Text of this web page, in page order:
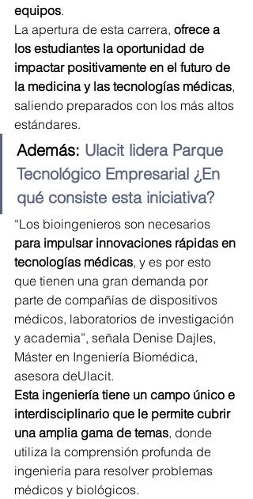
equipos.
La apertura de esta carrera, ofrece a
los estudiantes la oportunidad de
impactar positivamente en el futuro de
la medicina y las tecnologías médicas,
saliendo preparados con los más altos
estándares.
Además: Ulacit lidera Parque
Tecnológico Empresarial ¿En
qué consiste esta iniciativa?
“Los bioingenieros son necesarios
para impulsar innovaciones rápidas en
tecnologías médicas, y es por esto
que tienen una gran demanda por
parte de compañías de dispositivos
médicos, laboratorios de investigación
y academia”, señala Denise Dajles,
Máster en Ingeniería Biomédica,
asesora deUlacit.
Esta ingeniería tiene un campo único e
interdisciplinario que le permite cubrir
una amplia gama de temas, donde
utiliza la comprensión profunda de
ingeniería para resolver problemas
médicos y biológicos.